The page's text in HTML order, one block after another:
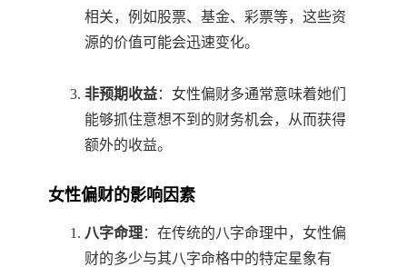
相关，例如股票、基金、彩票等，这些资
源的价值可能会迅速变化。
非预期收益：女性偏财多通常意味着她们
能够抓住意想不到的财务机会，从而获得
额外的收益。
女性偏财的影响因素
八字命理：在传统的八字命理中，女性偏
财的多少与其八字命格中的特定星象有